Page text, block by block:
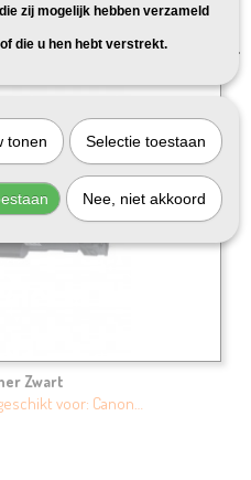
Zwart
voor: Canon…
zij mogelijk hebben verzameld
die u hen hebt verstrekt.
tonen Selectie toestaan
Nee, niet akkoord